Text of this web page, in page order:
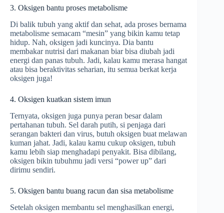
3. Oksigen bantu proses metabolisme
Di balik tubuh yang aktif dan sehat, ada proses bernama
metabolisme semacam “mesin” yang bikin kamu tetap
hidup. Nah, oksigen jadi kuncinya. Dia bantu
membakar nutrisi dari makanan biar bisa diubah jadi
energi dan panas tubuh. Jadi, kalau kamu merasa hangat
atau bisa beraktivitas seharian, itu semua berkat kerja
oksigen juga!
4. Oksigen kuatkan sistem imun
Ternyata, oksigen juga punya peran besar dalam
pertahanan tubuh. Sel darah putih, si penjaga dari
serangan bakteri dan virus, butuh oksigen buat melawan
kuman jahat. Jadi, kalau kamu cukup oksigen, tubuh
kamu lebih siap menghadapi penyakit. Bisa dibilang,
oksigen bikin tubuhmu jadi versi “power up” dari
dirimu sendiri.
5. Oksigen bantu buang racun dan sisa metabolisme
Setelah oksigen membantu sel menghasilkan energi,